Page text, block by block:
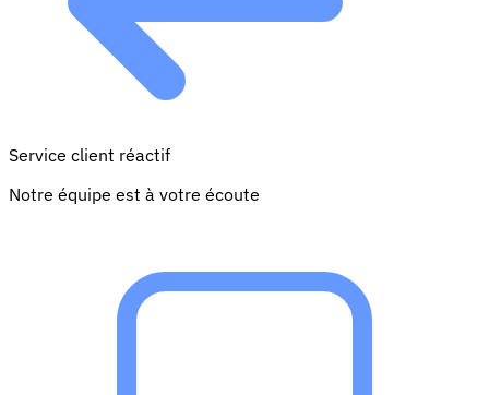
Service client réactif
Notre équipe est à votre écoute